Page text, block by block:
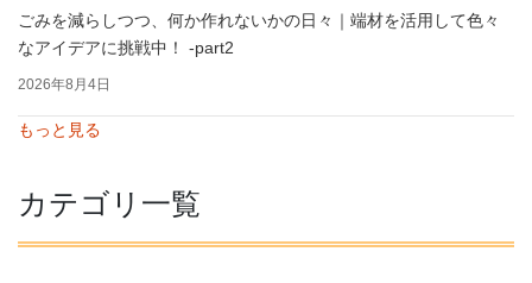
ごみを減らしつつ、何か作れないかの日々｜端材を活用して色々
なアイデアに挑戦中！ -part2
2026年8月4日
もっと見る
カテゴリ一覧